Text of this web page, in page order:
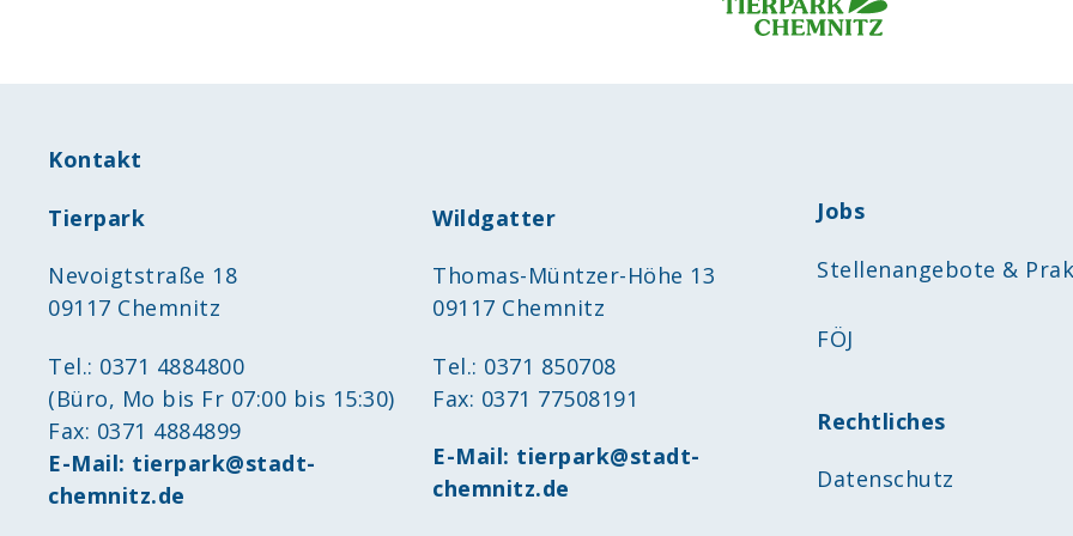
Kontakt
Tierpark
Nevoigtstraße 18
09117 Chemnitz
Tel.: 0371 4884800
(Büro, Mo bis Fr 07:00 bis 15:30)
Fax: 0371 4884899
E-Mail: tierpark@stadt-
chemnitz.de
Wildgatter
Thomas-Müntzer-Höhe 13
09117 Chemnitz
Tel.: 0371 850708
Fax: 0371 77508191
E-Mail: tierpark@stadt-
chemnitz.de
Jobs
Stellenangebote &
FÖJ
Rechtliches
Datenschutz